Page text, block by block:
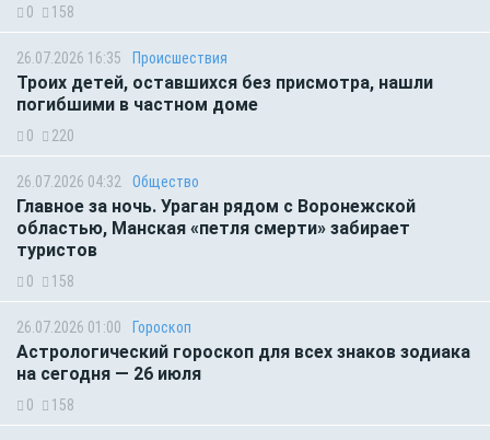
0 158
26.07.2026 16:35 Происшествия
Троих детей, оставшихся без присмотра, нашли
погибшими в частном доме
0 220
26.07.2026 04:32 Общество
Главное за ночь. Ураган рядом с Воронежской
областью, Манская «петля смерти» забирает
туристов
0 158
26.07.2026 01:00 Гороскоп
Астрологический гороскоп для всех знаков зодиака
на сегодня — 26 июля
0 158